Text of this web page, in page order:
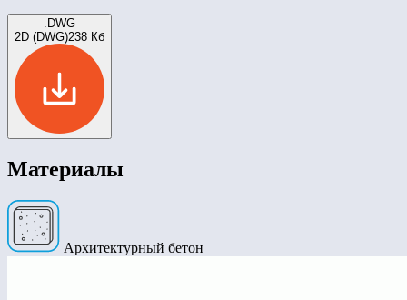
.DWG
2D (DWG)238 Кб
Материалы
Архитектурный бетон